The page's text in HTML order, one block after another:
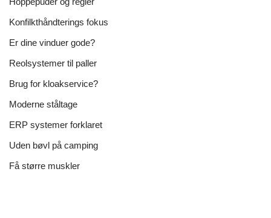
Konfilkthåndterings fokus
Er dine vinduer gode?
Reolsystemer til paller
Brug for kloakservice?
Moderne ståltage
ERP systemer forklaret
Uden bøvl på camping
Få større muskler